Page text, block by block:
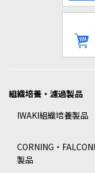
組織培養・濾過製品
IWAKI組織培養製品
CORNING・
製品